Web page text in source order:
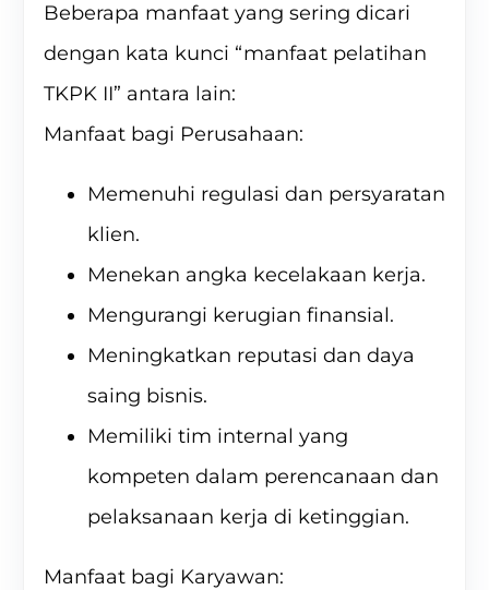
Beberapa manfaat yang sering dicari
dengan kata kunci “manfaat pelatihan
TKPK II” antara lain:
Manfaat bagi Perusahaan:
Memenuhi regulasi dan persyaratan
klien.
Menekan angka kecelakaan kerja.
Mengurangi kerugian finansial.
Meningkatkan reputasi dan daya
saing bisnis.
Memiliki tim internal yang
kompeten dalam perencanaan dan
pelaksanaan kerja di ketinggian.
Manfaat bagi Karyawan: